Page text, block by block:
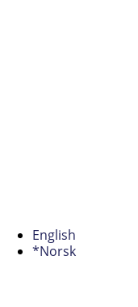
English
*Norsk